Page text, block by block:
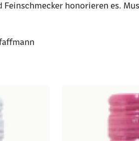
honorieren es.